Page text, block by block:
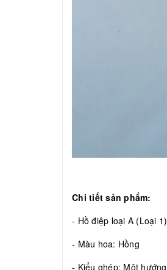
Chi tiết sản phẩm:
- Hồ điệp loại A (Loại 1)
- Màu hoa: Hồng
- Kiểu ghép: Một hướng